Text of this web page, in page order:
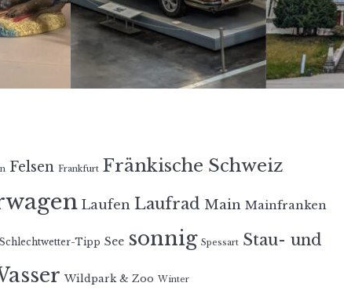
Felsen Frankfurt Fränkische Schweiz
Laufen Laufrad Main Mainfranken
Schlechtwetter-Tipp See sonnig Spessart Stau- und
Wildpark & Zoo Winter